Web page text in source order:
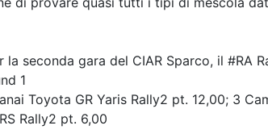
seconda gara del CIAR Sparco, il #RA
1
Toyota GR Yaris Rally2 pt. 12,00; 3
Rally2 pt. 6,00